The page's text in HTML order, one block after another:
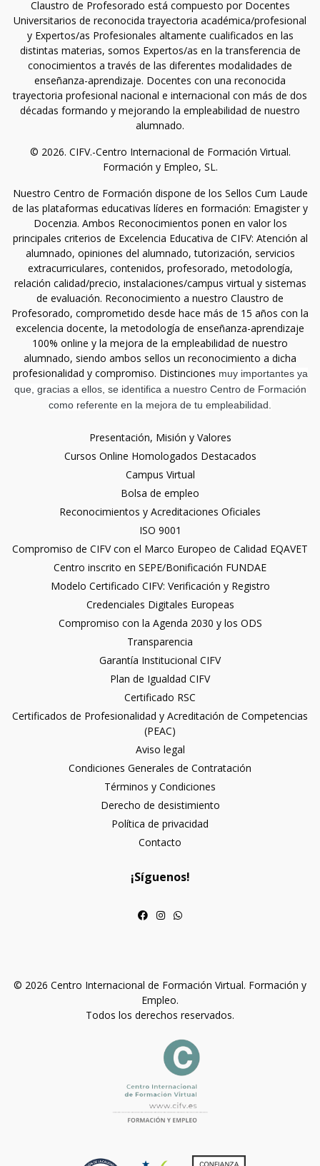
Claustro de Profesorado está compuesto por Docentes
Universitarios de reconocida trayectoria académica/profesional
y Expertos/as Profesionales altamente cualificados en las
distintas materias, somos Expertos/as en la transferencia de
conocimientos a través de las diferentes modalidades de
enseñanza-aprendizaje. Docentes con una reconocida
trayectoria profesional nacional e internacional con más de dos
décadas formando y mejorando la empleabilidad de nuestro
alumnado.
© 2026. CIFV.-Centro Internacional de Formación Virtual.
Formación y Empleo, SL.
Nuestro Centro de Formación dispone de los Sellos Cum Laude
de las plataformas educativas líderes en formación: Emagister y
Docenzia. Ambos Reconocimientos ponen en valor los
principales criterios de Excelencia Educativa de CIFV: Atención al
alumnado, opiniones del alumnado, tutorización, servicios
extracurriculares, contenidos, profesorado, metodología,
relación calidad/precio, instalaciones/campus virtual y sistemas
de evaluación. Reconocimiento a nuestro Claustro de
Profesorado, comprometido desde hace más de 15 años con la
excelencia docente, la metodología de enseñanza-aprendizaje
100% online y la mejora de la empleabilidad de nuestro
alumnado, siendo ambos sellos un reconocimiento a dicha
profesionalidad y compromiso. Distinciones muy importantes ya
que, gracias a ellos, se identifica a nuestro Centro de Formación
como referente en la mejora de tu empleabilidad.
Presentación, Misión y Valores
Cursos Online Homologados Destacados
Campus Virtual
Bolsa de empleo
Reconocimientos y Acreditaciones Oficiales
ISO 9001
Compromiso de CIFV con el Marco Europeo de Calidad EQAVET
Centro inscrito en SEPE/Bonificación FUNDAE
Modelo Certificado CIFV: Verificación y Registro
Credenciales Digitales Europeas
Compromiso con la Agenda 2030 y los ODS
Transparencia
Garantía Institucional CIFV
Plan de Igualdad CIFV
Certificado RSC
Certificados de Profesionalidad y Acreditación de Competencias
(PEAC)
Aviso legal
Condiciones Generales de Contratación
Términos y Condiciones
Derecho de desistimiento
Política de privacidad
Contacto
¡Síguenos!
© 2026 Centro Internacional de Formación Virtual. Formación y
Empleo.
Todos los derechos reservados.